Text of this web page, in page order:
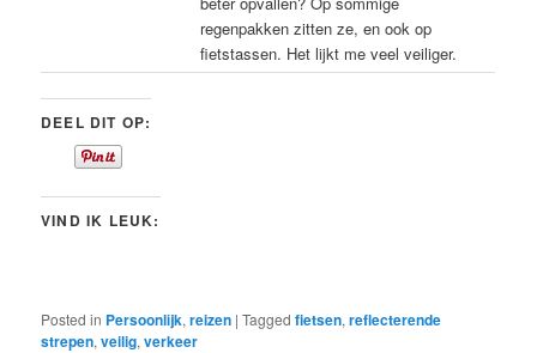
regenpakken zitten ze, en ook op
fietstassen. Het lijkt me veel veiliger.
DEEL DIT OP:
VIND IK LEUK:
Posted in Persoonlijk,reizen |Tagged fietsen,reflecterende
strepen,veilig,verkeer